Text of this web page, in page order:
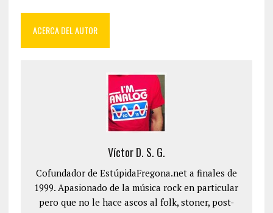
ACERCA DEL AUTOR
Víctor D. S. G.
Cofundador de EstúpidaFregona.net a finales de
1999. Apasionado de la música rock en particular
pero que no le hace ascos al folk, stoner, post-